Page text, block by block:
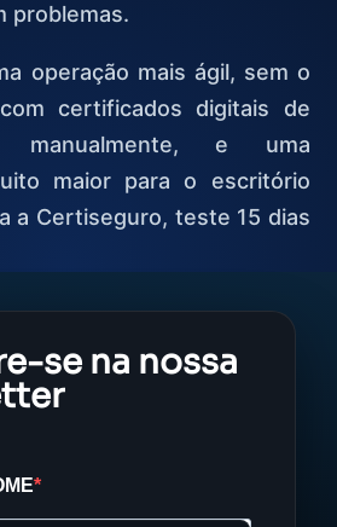
problemas.
operação mais ágil, sem o
certificados digitais de
manualmente, e uma
maior para o escritório
a Certiseguro, teste 15 dias
se na nossa